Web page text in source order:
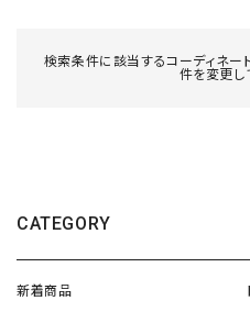
検索条件に該当するコーディネー
件を変更し
CATEGORY
新着商品